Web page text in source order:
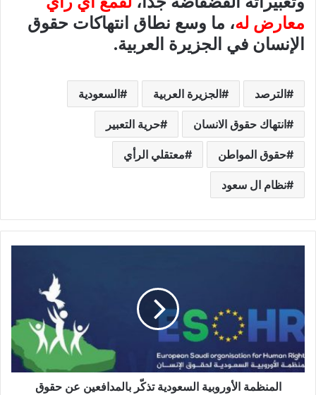
معارض له، ما وسع نطاق انتهاكات حقوق
الإنسان في الجزيرة العربية.
الترصد الجزيرة العربية السعودية
انتهاك حقوق الانسان حرية التعبير
حقوق المواطن معتقلي الرأي
نظام ال سعود
المنظمة الأوروبية السعودية تذكّر بالمدافعين عن حقوق